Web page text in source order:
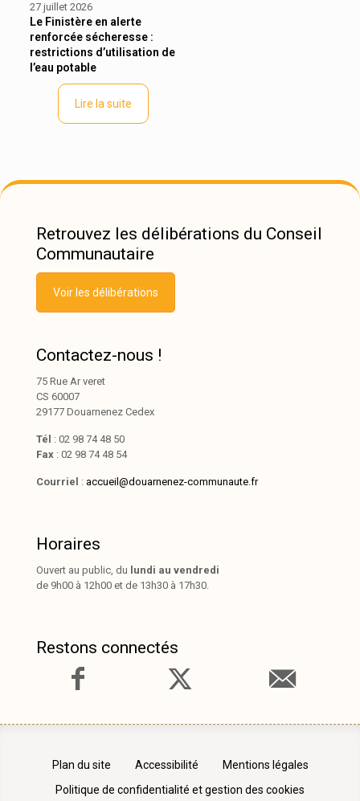
27 juillet 2026
Le Finistère en alerte
renforcée sécheresse :
restrictions d’utilisation de
l’eau potable
Lire la suite
Retrouvez les délibérations du Conseil
Communautaire
Voir les délibérations
Contactez-nous !
75 Rue Ar veret
CS 60007
29177 Douarnenez Cedex
Tél : 02 98 74 48 50
Fax : 02 98 74 48 54
Courriel : accueil@douarnenez-communaute.fr
Horaires
Ouvert au public, du lundi au vendredi
de 9h00 à 12h00 et de 13h30 à 17h30.
Restons connectés
Plan du site Accessibilité
Mentions légales
Politique de confidentialité et gestion des cookies